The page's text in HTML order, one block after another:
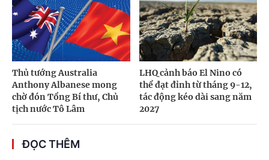
Thủ tướng Australia
Anthony Albanese mong
chờ đón Tổng Bí thư, Chủ
tịch nước Tô Lâm
LHQ cảnh báo El Nino có
thể đạt đỉnh từ tháng 9-12,
tác động kéo dài sang năm
2027
ĐỌC THÊM